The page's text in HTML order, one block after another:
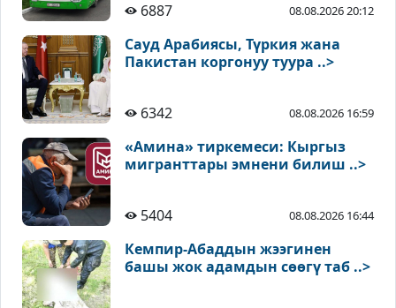
6887 08.08.2026 20:12
Сауд Арабиясы, Түркия жана
Пакистан коргонуу туура ..>
6342 08.08.2026 16:59
«Амина» тиркемеси: Кыргыз
мигранттары эмнени билиш ..>
5404 08.08.2026 16:44
Кемпир-Абаддын жээгинен
башы жок адамдын сөөгү таб ..>